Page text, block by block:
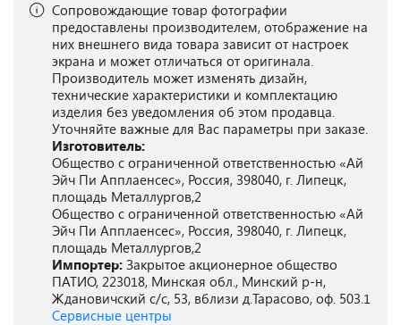
Сопровождающие товар фотографии
предоставлены производителем, отображение на
них внешнего вида товара зависит от настроек
экрана и может отличаться от оригинала.
Производитель может изменять дизайн,
технические характеристики и комплектацию
изделия без уведомления об этом продавца.
Уточняйте важные для Вас параметры при заказе.
Изготовитель:
Общество с ограниченной ответственностью «Ай
Эйч Пи Апплаенсес», Россия, 398040, г. Липецк,
площадь Металлургов,2
Общество с ограниченной ответственностью «Ай
Эйч Пи Апплаенсес», Россия, 398040, г. Липецк,
площадь Металлургов,2
Импортер: Закрытое акционерное общество
ПАТИО, 223018, Минская обл., Минский р-н,
Ждановичский с/с, 53, вблизи д.Тарасово, оф. 503.1
Сервисные центры